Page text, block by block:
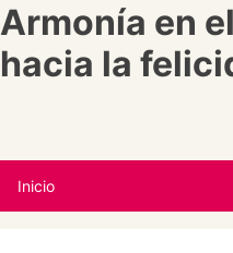
Armonía en
hacia la
Inicio